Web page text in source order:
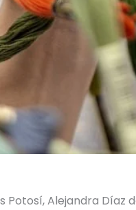
Potosí, Alejandra